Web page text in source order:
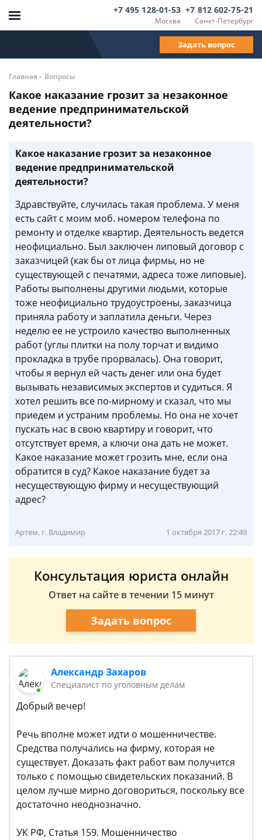
Москва
+7 495 128-01-53
Санкт-Петербург
+7 812 602-75-21
Задать вопрос
Главная - Вопросы
Какое наказание грозит за незаконное
ведение предпринимательской
деятельности?
Какое наказание грозит за незаконное
ведение предпринимательской
деятельности?
Здравствуйте, случилась такая проблема. У меня
есть сайт с моим моб. номером телефона по
ремонту и отделке квартир. Деятельность ведется
неофициально. Был заключен липовый договор с
заказчицей (как бы от лица фирмы, но не
существующей с печатями, адреса тоже липовые).
Работы выполнены другими людьми, которые
тоже неофициально трудоустроены, заказчица
приняла работу и заплатила деньги. Через
неделю ее не устроило качество выполненных
работ (углы плитки на полу торчат и видимо
прокладка в трубе прорвалась). Она говорит,
чтобы я вернул ей часть денег или она будет
вызывать независимых экспертов и судиться. Я
хотел решить все по-мирному и сказал, что мы
приедем и устраним проблемы. Но она не хочет
пускать нас в свою квартиру и говорит, что
отсутствует время, а ключи она дать не может.
Какое наказание может грозить мне, если она
обратится в суд? Какое наказание будет за
несуществующую фирму и несуществующий
адрес?
Артем, г. Владимир 1 октября 2017 г. 22:49
Консультация юриста онлайн
Ответ на сайте в течении 15 минут
Задать вопрос
Александр Захаров
Специалист по уголовным делам
Добрый вечер!
Речь вполне может идти о мошенничестве.
Средства получались на фирму, которая не
существует. Доказать факт работ вам получится
только с помощью свидетельских показаний. В
целом лучше мирно договориться, поскольку все
достаточно неоднозначно.
УК РФ, Статья 159. Мошенничество